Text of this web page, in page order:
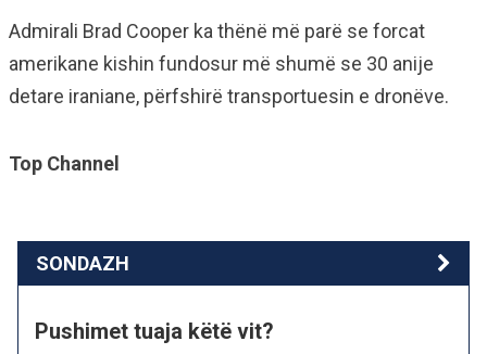
Admirali Brad Cooper ka thënë më parë se forcat
amerikane kishin fundosur më shumë se 30 anije
detare iraniane, përfshirë transportuesin e dronëve.
Top Channel
SONDAZH
Pushimet tuaja këtë vit?